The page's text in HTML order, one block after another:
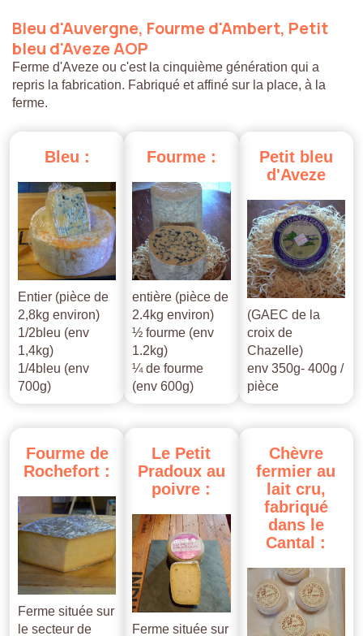
Bleu d'Auvergne, Fourmed'Ambert, Petit
bleu d'AvezeAOP
Ferme d'Aveze ou c'est la cinquième génération qui a
repris la fabrication. Fabriqué et affiné sur la place, à la
ferme.
Bleu :
Entier (pièce de
2,8kg environ)
1/2bleu (env
1,4kg)
1/4bleu (env
700g)
Fourme :
entière (pièce de
2.4kg environ)
½ fourme (env
1.2kg)
¼ de fourme
(env 600g)
Petit bleu
d'Aveze
(GAEC de la
croix de
Chazelle)
env 350g- 400g /
pièce
Fourme de
Rochefort :
Ferme située sur
le secteur de
Le Petit
Pradoux au
poivre :
Ferme située sur
Chèvre
fermier au
lait cru,
fabriqué
dans le
Cantal :